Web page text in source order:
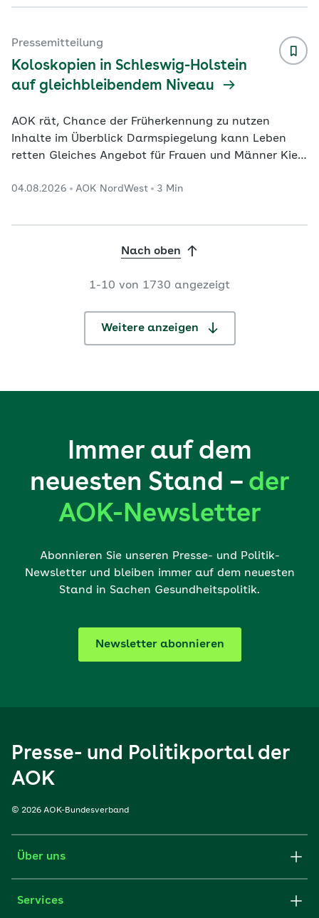
festzustellen. Das geht aus einer aktuellen
wurden im ersten Halbjahr 2025 insgesamt 40.188
präventive und diagnostische Darmspiegelungen im
ambulanten und stationä
Pressemitteilung
Koloskopien in Schleswig-Holstein
auf gleichbleibendem Niveau
AOK rät, Chance der Früherkennung zu nutzen
Inhalte im Überblick Darmspiegelung kann Leben
retten Gleiches Angebot für Frauen und Männer Kiel.
Holstein auf dem Status Quo des Vorjahres. Das
Danach wurden im ersten Halbjahr 2025 insgesamt
Darmspiegelungen im ambulanten und stationären
04.08.2026 AOK NordWest 3 Min
Nach oben
1-10 von 1730 angezeigt
Weitere anzeigen
Immer auf dem
neuesten Stand – der
AOK-Newsletter
Abonnieren Sie unseren Presse- und Politik-
Newsletter und bleiben immer auf dem neuesten
Stand in Sachen Gesundheitspolitik.
Newsletter abonnieren
Presse- und Politikportal der
AOK
© 2026 AOK-Bundesverband
Über uns
Services